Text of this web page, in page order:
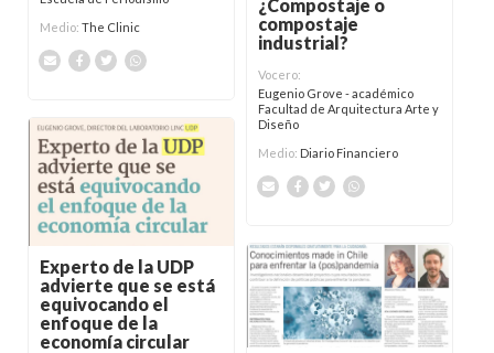
Medio: The Clinic
¿Compostaje o
compostaje
industrial?
Vocero:
Eugenio Grove - académico
Facultad de Arquitectura Arte y
Diseño
Medio: Diario Financiero
Experto de la UDP
advierte que se está
equivocando el
enfoque de la
economía circular